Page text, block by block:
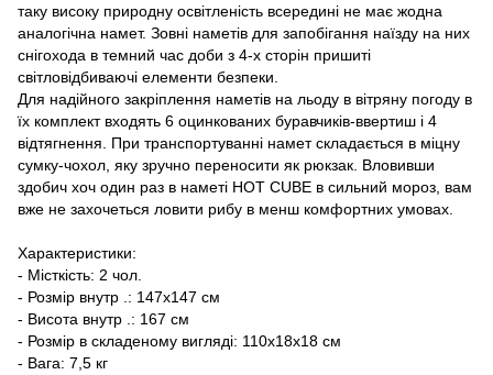
таку високу природну освітленість всередині не має жодна
аналогічна намет. Зовні наметів для запобігання наїзду на них
снігохода в темний час доби з 4-х сторін пришиті
світловідбиваючі елементи безпеки.
Для надійного закріплення наметів на льоду в вітряну погоду в
їх комплект входять 6 оцинкованих буравчиків-ввертиш і 4
відтягнення. При транспортуванні намет складається в міцну
сумку-чохол, яку зручно переносити як рюкзак. Вловивши
здобич хоч один раз в наметі HOT CUBE в сильний мороз, вам
вже не захочеться ловити рибу в менш комфортних умовах.
Характеристики:
- Місткість: 2 чол.
- Розмір внутр .: 147х147 см
- Висота внутр .: 167 см
- Розмір в складеному вигляді: 110x18x18 см
- Вага: 7,5 кг